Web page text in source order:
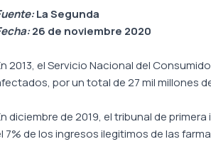
La Segunda
26 de noviembre 2020
2013, el Servicio Nacional del
por un total de 27 mil millones
diciembre de 2019, el tribunal de
7% de los ingresos ilegitimos de las